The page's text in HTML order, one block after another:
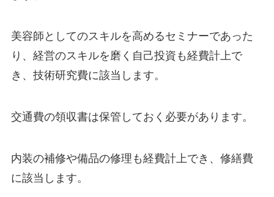
美容師としてのスキルを高めるセミナーであった
り、経営のスキルを磨く自己投資も経費計上で
き、技術研究費に該当します。
交通費の領収書は保管しておく必要があります。
内装の補修や備品の修理も経費計上でき、修繕費
に該当します。